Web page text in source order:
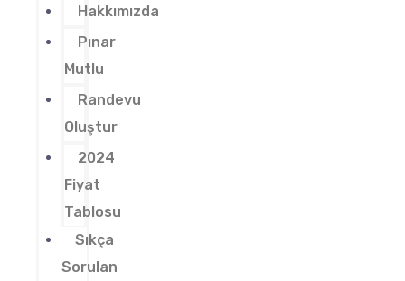
Hakkımızda
Pınar
Mutlu
Randevu
Oluştur
2024
Fiyat
Tablosu
Sıkça
Sorulan